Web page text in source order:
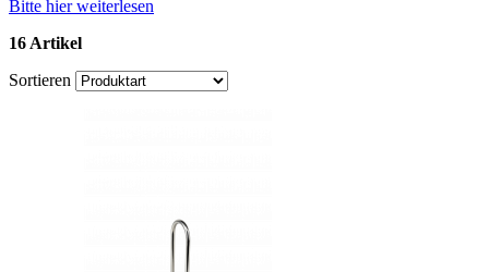
Bitte hier weiterlesen
16 Artikel
Sortieren